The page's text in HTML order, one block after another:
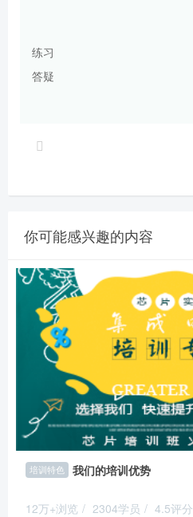
练习
答疑
你可能感兴趣的内容
培训特色 我们的培训优势
12万+浏览 / 2304学员 / 4.5评分